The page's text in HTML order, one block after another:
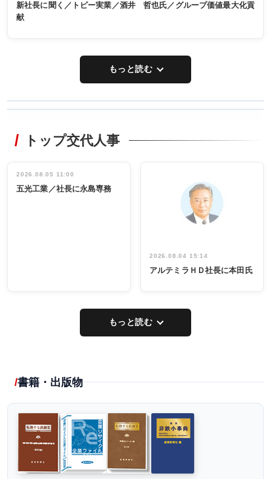
新社長に聞く／トピー実業／酒井 哲也氏／グループ価値最大化貢
献
もっと読む
非鉄業界で
インタビュ
ー／社内ア
タックトレー
祝う 業界関
係者ら220人
出席
トップ交代人事
2026.08.05 11:00
五光工業／社長に永島専務
2026.08.04 15:14
アルテミラＨＤ社長に本田氏
もっと読む
書籍・出版物